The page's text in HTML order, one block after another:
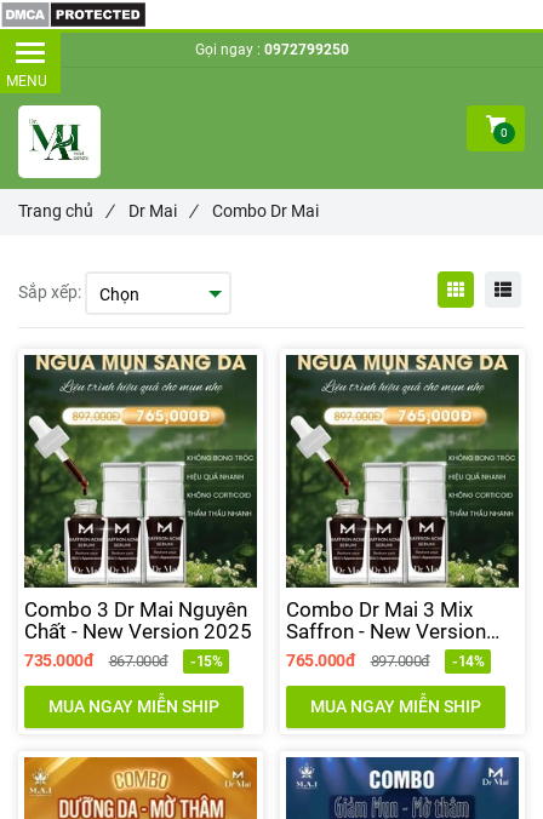
Sắp xếp:
Combo 3 Dr Mai Nguyên
Chất - New Version 2025
735.000đ 867.000đ -15%
MUA NGAY MIỄN SHIP
Combo Dr Mai 3 Mix
Saffron - New Version
2025
765.000đ 897.000đ -14%
MUA NGAY MIỄN SHIP
Trang chủ / Dr Mai / Combo Dr Mai
Gọi ngay : 0972799250
0